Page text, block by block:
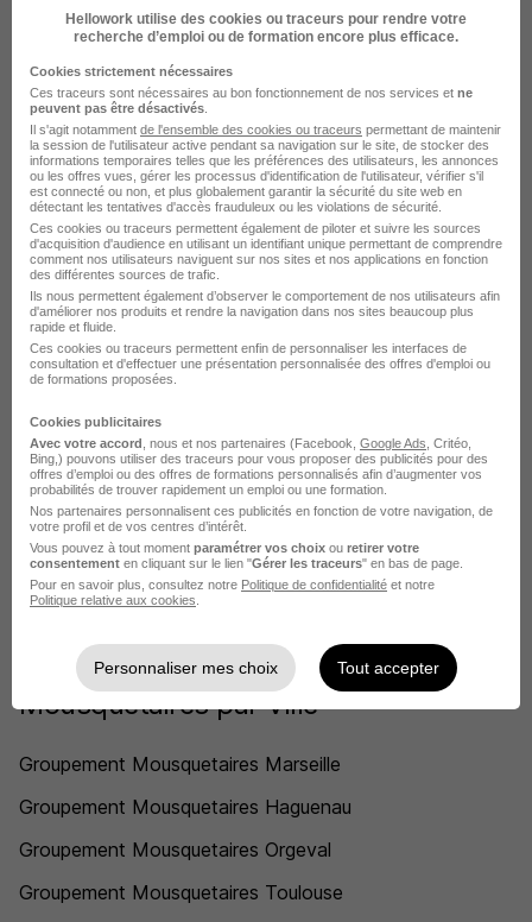
Rendez votre CV accessible à l’ensemble des
recruteurs de la CVthèque Hellowork.
Rendre mon CV visible
Groupement Mousquetaires recrute
autour de Loches
Groupement Mousquetaires Bléré
Groupement Mousquetaires Château-Renault
Groupement Mousquetaires Chinon
Groupement Mousquetaires Notre-Dame-d'Oé
Groupement Mousquetaires Pocé-sur-Cisse
Groupement Mousquetaires Sainte-Maure-de-Touraine
Voir plus
L'emploi chez Groupement
Mousquetaires par Ville
Groupement Mousquetaires Marseille
Groupement Mousquetaires Haguenau
Groupement Mousquetaires Orgeval
Groupement Mousquetaires Toulouse
Hellowork utilise des cookies ou traceurs pour rendre votre
recherche d’emploi ou de formation encore plus efficace.
Cookies strictement nécessaires
Ces traceurs sont nécessaires au bon fonctionnement de nos services et ne
peuvent pas être désactivés
Il s'agit notamment de l'ensemble des cookies ou traceurs permettant de maintenir
la session de l'utilisateur active pendant sa navigation sur le site, de stocker des
informations temporaires telles que les préférences des utilisateurs, les annonces
ou les offres vues, gérer les processus d'identification de l'utilisateur, vérifier s'il
est connecté ou non, et plus globalement garantir la sécurité du site web en
détectant les tentatives d'accès frauduleux ou les violations de sécurité.
Ces cookies ou traceurs permettent également de piloter et suivre les sources
d'acquisition d'audience en utilisant un identifiant unique permettant de comprendre
comment nos utilisateurs naviguent sur nos sites et nos applications en fonction
des différentes sources de trafic.
Ils nous permettent également d’observer le comportement de nos utilisateurs afin
d'améliorer nos produits et rendre la navigation dans nos sites beaucoup plus
rapide et fluide.
Ces cookies ou traceurs permettent enfin de personnaliser les interfaces de
consultation et d'effectuer une présentation personnalisée des offres d'emploi ou
de formations proposées.
Cookies publicitaires
Avec votre accord , nous et nos partenaires (Facebook, Google Ads , Critéo,
Bing,) pouvons utiliser des traceurs pour vous proposer des publicités pour des
offres d’emploi ou des offres de formations personnalisés afin d’augmenter vos
probabilités de trouver rapidement un emploi ou une formation.
Nos partenaires personnalisent ces publicités en fonction de votre navigation, de
votre profil et de vos centres d’intérêt.
Vous pouvez à tout moment paramétrer vos choix ou retirer votre
consentement en cliquant sur le lien "Gérer les traceurs" en bas de page.
Pour en savoir plus, consultez notre Politique de confidentialité et notre
Politique relative aux cookies
Personnaliser mes choix Tout accepter